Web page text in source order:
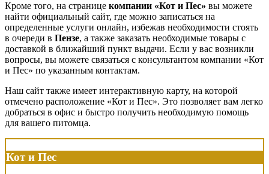
Кроме того, на странице компании «Кот и Пес» вы можете
найти официальный сайт, где можно записаться на
определенные услуги онлайн, избежав необходимости стоять
в очереди в Пензе, а также заказать необходимые товары с
доставкой в ближайший пункт выдачи. Если у вас возникли
вопросы, вы можете связаться с консультантом компании «Кот
и Пес» по указанным контактам.
Наш сайт также имеет интерактивную карту, на которой
отмечено расположение «Кот и Пес». Это позволяет вам легко
добраться в офис и быстро получить необходимую помощь
для вашего питомца.
Кот и Пес